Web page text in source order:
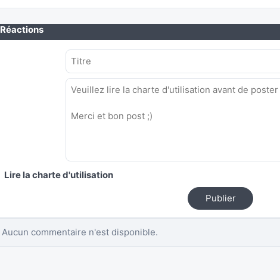
Réactions
Lire la charte d'utilisation
Publier
Aucun commentaire n'est disponible.